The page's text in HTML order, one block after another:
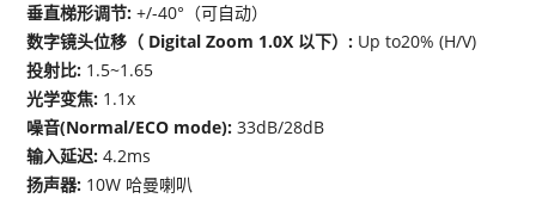
垂直梯形调节:+/-40°（可自动）
数字镜头位移（ Digital Zoom 1.0X 以下）: Up to20% (H/V)
投射比: 1.5~1.65
光学变焦: 1.1x
噪音(Normal/ECO mode):33dB/28dB
输入延迟:4.2ms
扬声器: 10W 哈曼喇叭